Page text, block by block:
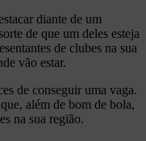
diante de um
de que um deles esteja
de clubes na sua
vão estar.
de conseguir uma vaga.
além de bom de bola,
na sua região.